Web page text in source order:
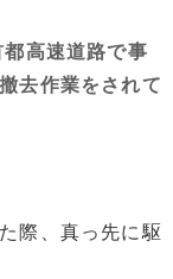
高速道路で事
去作業をされて
際、真っ先に駆